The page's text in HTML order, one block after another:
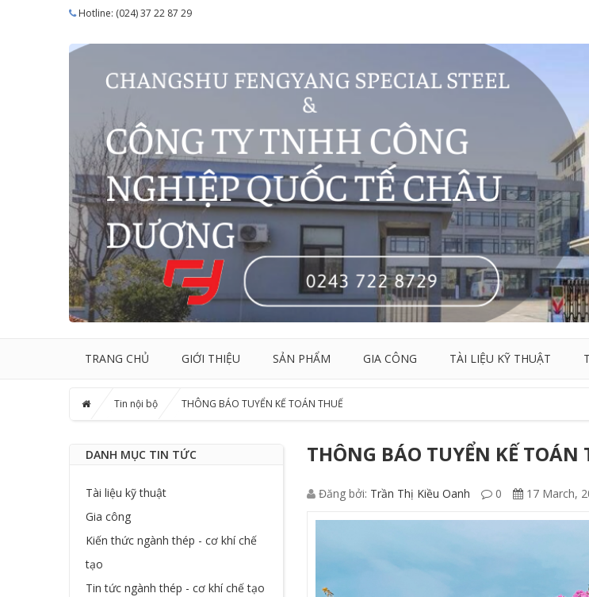
Hotline: (024) 37 22 87 29
TRANG CHỦ GIỚI THIỆU SẢN PHẨM GIA CÔNG TÀI LIỆU KỸ THUẬT
Tin nội bộ THÔNG BÁO TUYỂN KẾ TOÁN THUẾ
DANH MỤC TIN TỨC
Tài liệu kỹ thuật
Gia công
Kiến thức ngành thép - cơ khí chế
tạo
Tin tức ngành thép - cơ khí chế tạo
THÔNG BÁO TUYỂN KẾ TOÁN
Đăng bởi: Trần Thị Kiều Oanh 0 17 March,